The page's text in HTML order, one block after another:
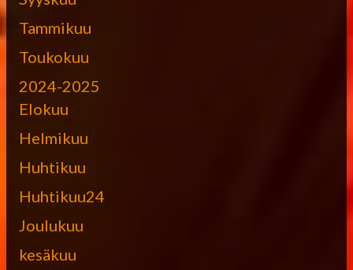
Tammikuu
Toukokuu
2024-2025
Elokuu
Helmikuu
Huhtikuu
Huhtikuu24
Joulukuu
kesäkuu